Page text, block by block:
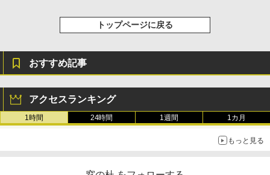
トップページに戻る
おすすめ記事
アクセスランキング
1時間 24時間 1週間 1カ月
もっと見る